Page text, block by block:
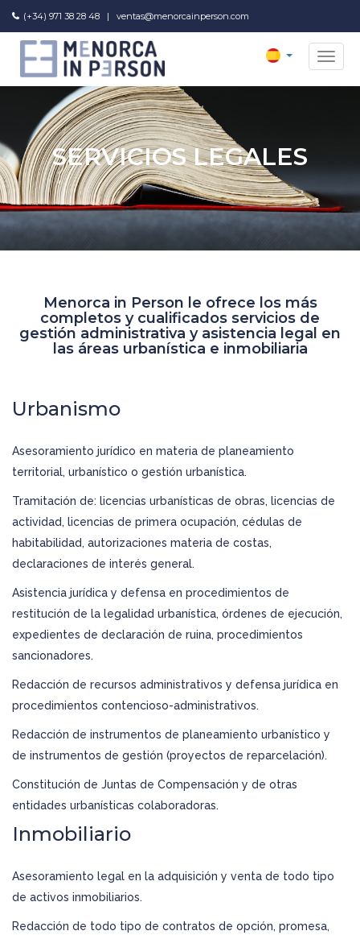
(+34) 971 38 28 48 | ventas@menorcainperson.com
SERVICIOS LEGALES
Menorca in Person le ofrece los más
completos y cualificados servicios de
gestión administrativa y asistencia legal en
las áreas urbanística e inmobiliaria
Urbanismo
Asesoramiento jurídico en materia de planeamiento
territorial, urbanístico o gestión urbanística.
Tramitación de: licencias urbanísticas de obras, licencias de
actividad, licencias de primera ocupación, cédulas de
habitabilidad, autorizaciones materia de costas,
declaraciones de interés general.
Asistencia jurídica y defensa en procedimientos de
restitución de la legalidad urbanística, órdenes de ejecución,
expedientes de declaración de ruina, procedimientos
sancionadores.
Redacción de recursos administrativos y defensa jurídica en
procedimientos contencioso-administrativos.
Redacción de instrumentos de planeamiento urbanístico y
de instrumentos de gestión (proyectos de reparcelación).
Constitución de Juntas de Compensación y de otras
entidades urbanísticas colaboradoras.
Inmobiliario
Asesoramiento legal en la adquisición y venta de todo tipo
de activos inmobiliarios.
Redacción de todo tipo de contratos de opción, promesa,